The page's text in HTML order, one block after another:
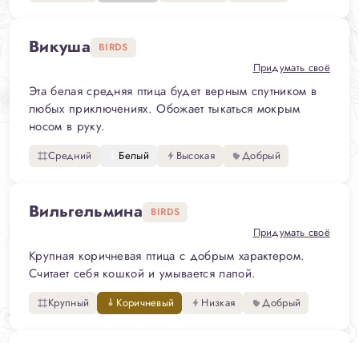
Викуша BIRDS
Придумать своё
Эта белая средняя птица будет верным спутником в
любых приключениях. Обожает тыкаться мокрым
носом в руку.
Средний Белый Высокая Добрый
Вильгельмина BIRDS
Придумать своё
Крупная коричневая птица с добрым характером.
Считает себя кошкой и умывается лапой.
Крупный Коричневый Низкая Добрый